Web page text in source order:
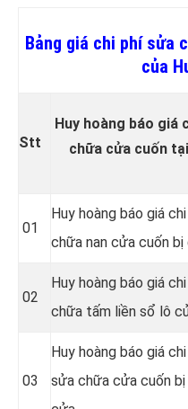
Bảng giá chi phí sửa
của
Stt
Huy hoàng báo giá
chữa cửa cuốn
01
Huy hoàng báo giá
chữa nan cửa cuốn
02
Huy hoàng báo giá
chữa tấm liền sổ lô
03
Huy hoàng báo giá
sửa chữa cửa cuốn